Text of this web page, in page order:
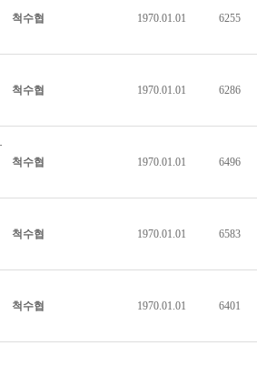
척수협 1970.01.01 6255
척수협 1970.01.01 6286
척수협 1970.01.01 6496
척수협 1970.01.01 6583
척수협 1970.01.01 6401